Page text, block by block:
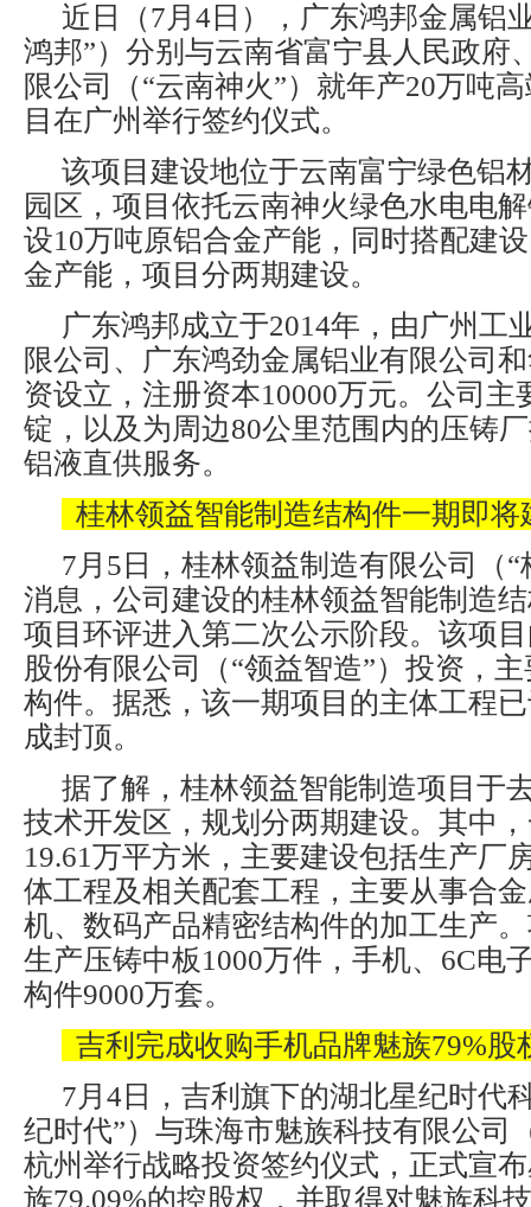
近日（7月4日），广东鸿邦金属铝
鸿邦”）分别与云南省富宁县人民政府
限公司（“云南神火”）就年产20万吨
目在广州举行签约仪式。
该项目建设地位于云南富宁绿色铝
园区，项目依托云南神火绿色水电电
设10万吨原铝合金产能，同时搭配建
金产能，项目分两期建设。
广东鸿邦成立于2014年，由广州工
限公司、广东鸿劲金属铝业有限公司
资设立，注册资本10000万元。公司主
锭，以及为周边80公里范围内的压铸
铝液直供服务。
桂林领益智能制造结构件一期即将
7月5日，桂林领益制造有限公司（“
消息，公司建设的桂林领益智能制造
项目环评进入第二次公示阶段。该项
股份有限公司（“领益智造”）投资，
构件。据悉，该一期项目的主体工程
成封顶。
据了解，桂林领益智能制造项目于
技术开发区，规划分两期建设。其中
19.61万平方米，主要建设包括生产厂
体工程及相关配套工程，主要从事合
机、数码产品精密结构件的加工生产
生产压铸中板1000万件，手机、6C电
构件9000万套。
吉利完成收购手机品牌魅族79%股
7月4日，吉利旗下的湖北星纪时代
纪时代”）与珠海市魅族科技有限公司
杭州举行战略投资签约仪式，正式宣
族79.09%的控股权，并取得对魅族科